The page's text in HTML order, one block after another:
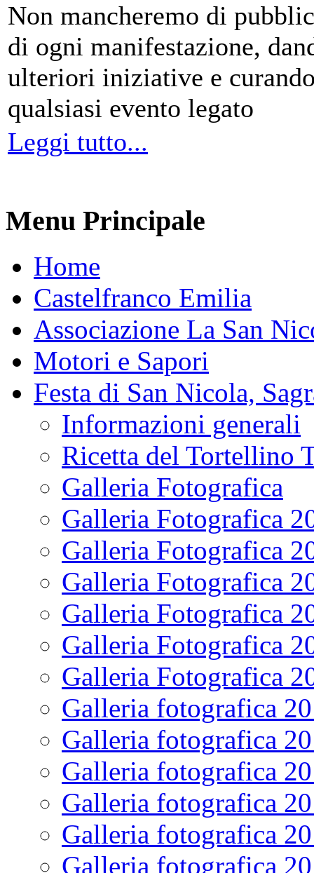
Non mancheremo di
di ogni manifestazione,
ulteriori iniziative e
qualsiasi evento legato
Leggi tutto...
Menu Principale
Home
Castelfranco Emilia
Associazione La San
Motori e Sapori
Festa di San Nicola,
Informazioni generali
Ricetta del Tortellino
Galleria Fotografica
Galleria Fotografica
Galleria Fotografica
Galleria Fotografica
Galleria Fotografica
Galleria Fotografica
Galleria Fotografica
Galleria fotografica
Galleria fotografica
Galleria fotografica
Galleria fotografica
Galleria fotografica
Galleria fotografica